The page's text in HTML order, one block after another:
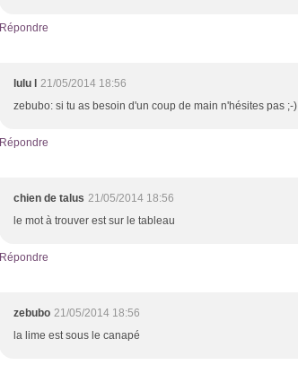
Répondre
lulu l
21/05/2014 18:56
zebubo: si tu as besoin d'un coup de main n'hésites pas ;-)
Répondre
chien de talus 21/05/2014 18:56
le mot à trouver est sur le tableau
Répondre
zebubo 21/05/2014 18:56
la lime est sous le canapé